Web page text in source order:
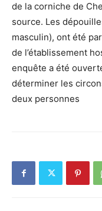
de la corniche de
source. Les
masculin), ont été
de l’établissement
enquête a été
déterminer les
deux personnes